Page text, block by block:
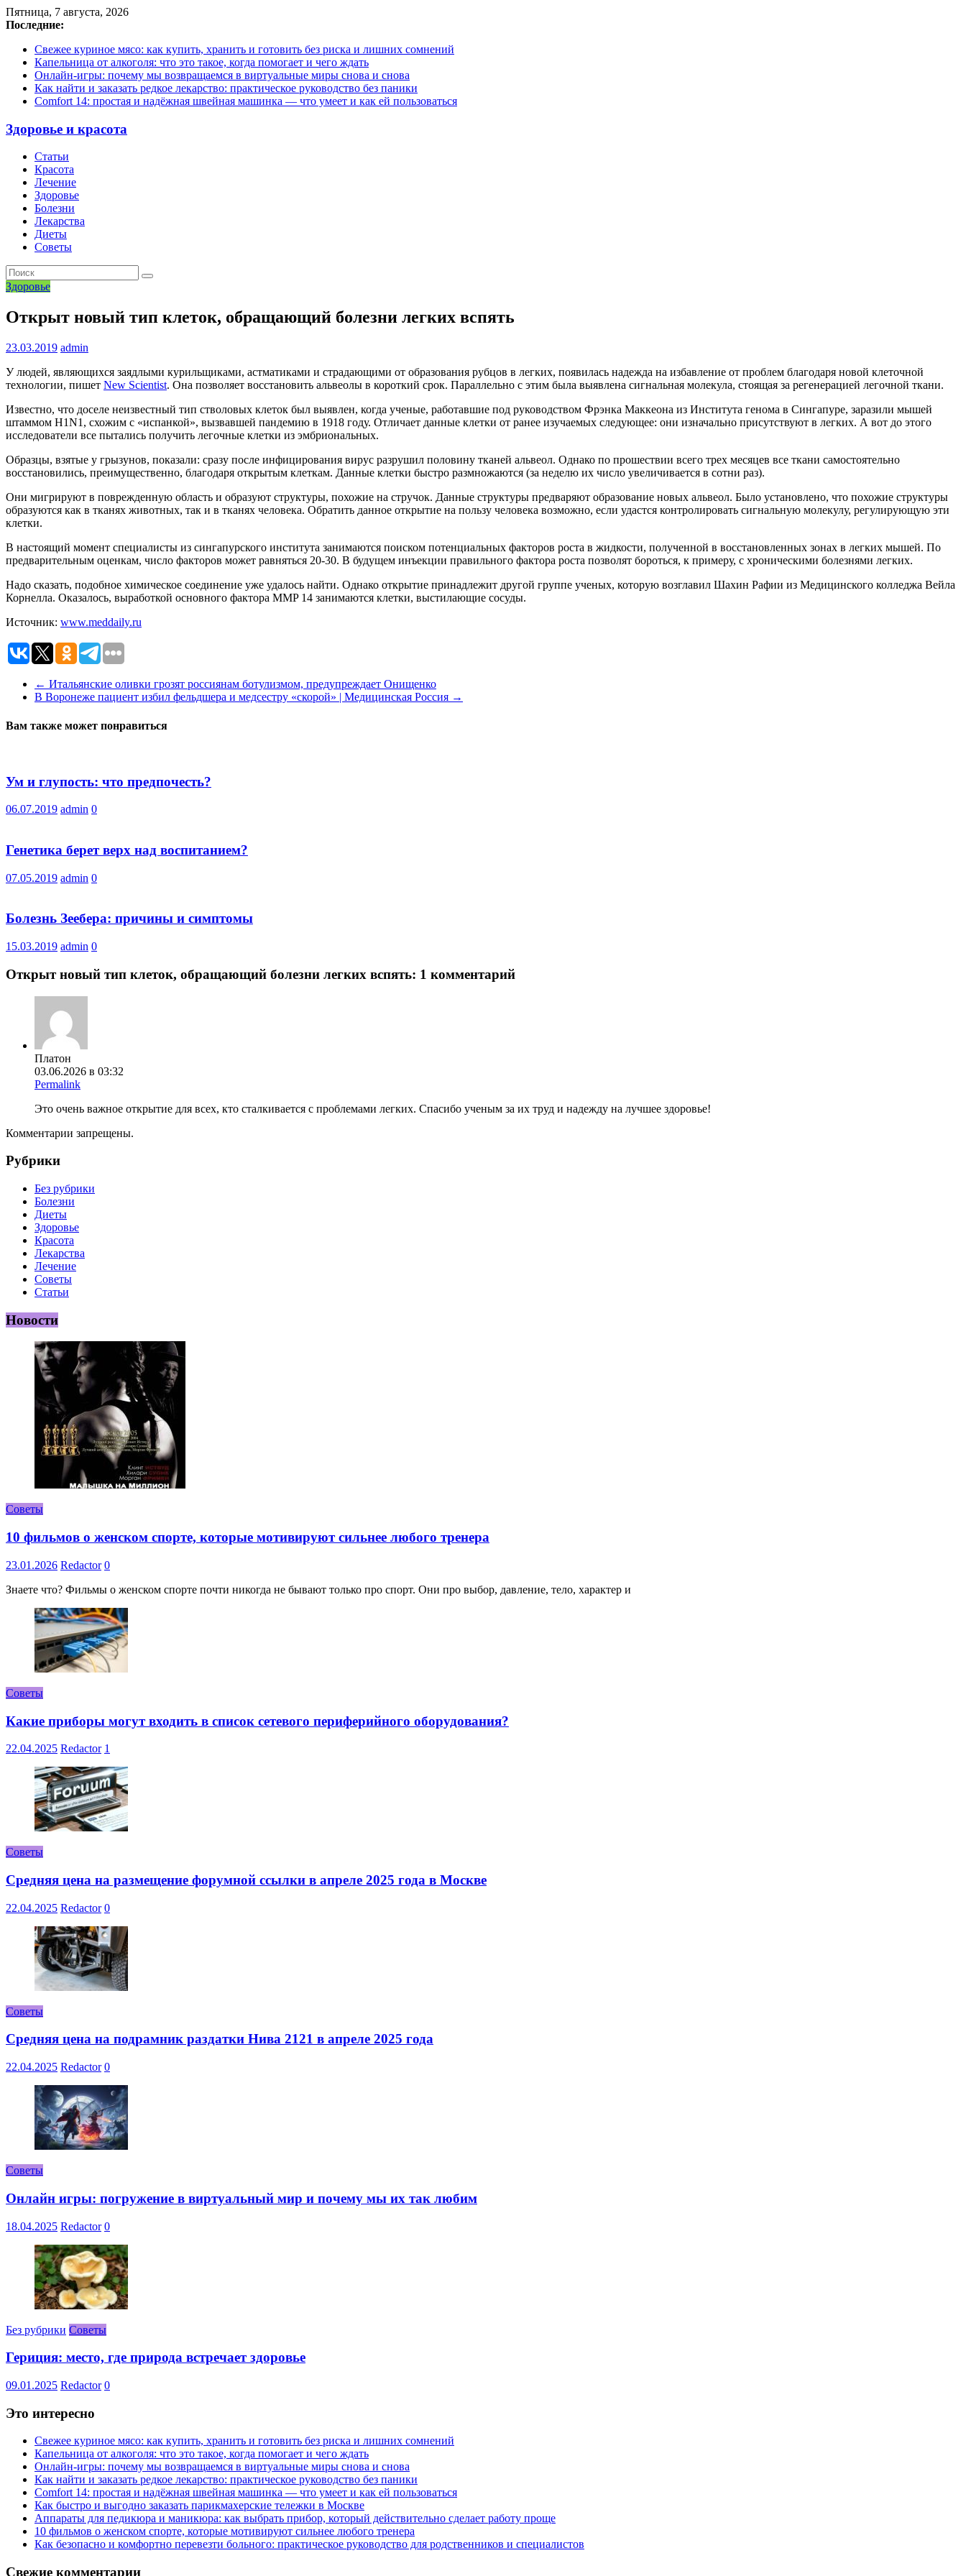
Пятница, 7 августа, 2026
Последние:
Свежее куриное мясо: как купить, хранить и готовить без риска и лишних сомнений
Капельница от алкоголя: что это такое, когда помогает и чего ждать
Онлайн-игры: почему мы возвращаемся в виртуальные миры снова и снова
Как найти и заказать редкое лекарство: практическое руководство без паники
Comfort 14: простая и надёжная швейная машинка — что умеет и как ей пользоваться
Здоровье и красота
Статьи
Красота
Лечение
Здоровье
Болезни
Лекарства
Диеты
Советы
Здоровье
Открыт новый тип клеток, обращающий болезни легких вспять
23.03.2019 admin
У людей, являющихся заядлыми курильщиками, астматиками и страдающими от образования рубцов в легких, появилась надежда на избавление от проблем благодаря новой клеточной
технологии, пишет New Scientist. Она позволяет восстановить альвеолы в короткий срок. Параллельно с этим была выявлена сигнальная молекула, стоящая за регенерацией легочной ткани.
Известно, что доселе неизвестный тип стволовых клеток был выявлен, когда ученые, работавшие под руководством Фрэнка Маккеона из Института генома в Сингапуре, заразили мышей
штаммом H1N1, схожим с «испанкой», вызвавшей пандемию в 1918 году. Отличает данные клетки от ранее изучаемых следующее: они изначально присутствуют в легких. А вот до этого
исследователи все пытались получить легочные клетки из эмбриональных.
Образцы, взятые у грызунов, показали: сразу после инфицирования вирус разрушил половину тканей альвеол. Однако по прошествии всего трех месяцев все ткани самостоятельно
восстановились, преимущественно, благодаря открытым клеткам. Данные клетки быстро размножаются (за неделю их число увеличивается в сотни раз).
Они мигрируют в поврежденную область и образуют структуры, похожие на стручок. Данные структуры предваряют образование новых альвеол. Было установлено, что похожие структуры
образуются как в тканях животных, так и в тканях человека. Обратить данное открытие на пользу человека возможно, если удастся контролировать сигнальную молекулу, регулирующую эти
клетки.
В настоящий момент специалисты из сингапурского института занимаются поиском потенциальных факторов роста в жидкости, полученной в восстановленных зонах в легких мышей. По
предварительным оценкам, число факторов может равняться 20-30. В будущем инъекции правильного фактора роста позволят бороться, к примеру, с хроническими болезнями легких.
Надо сказать, подобное химическое соединение уже удалось найти. Однако открытие принадлежит другой группе ученых, которую возглавил Шахин Рафии из Медицинского колледжа Вейла
Корнелла. Оказалось, выработкой основного фактора MMP 14 занимаются клетки, выстилающие сосуды.
Источник: www.meddaily.ru
← Итальянские оливки грозят россиянам ботулизмом, предупреждает Онищенко
В Воронеже пациент избил фельдшера и медсестру «скорой» | Медицинская Россия →
Вам также может понравиться
Ум и глупость: что предпочесть?
06.07.2019 admin 0
Генетика берет верх над воспитанием?
07.05.2019 admin 0
Болезнь Зеебера: причины и симптомы
15.03.2019 admin 0
Открыт новый тип клеток, обращающий болезни легких вспять: 1 комментарий
Платон
03.06.2026 в 03:32
Permalink
Это очень важное открытие для всех, кто сталкивается с проблемами легких. Спасибо ученым за их труд и надежду на лучшее здоровье!
Комментарии запрещены.
Рубрики
Без рубрики
Болезни
Диеты
Здоровье
Красота
Лекарства
Лечение
Советы
Статьи
Новости
Советы
10 фильмов о женском спорте, которые мотивируют сильнее любого тренера
23.01.2026 Redactor 0
Знаете что? Фильмы о женском спорте почти никогда не бывают только про спорт. Они про выбор, давление, тело, характер и
Советы
Какие приборы могут входить в список сетевого периферийного оборудования?
22.04.2025 Redactor 1
Советы
Средняя цена на размещение форумной ссылки в апреле 2025 года в Москве
22.04.2025 Redactor 0
Советы
Средняя цена на подрамник раздатки Нива 2121 в апреле 2025 года
22.04.2025 Redactor 0
Советы
Онлайн игры: погружение в виртуальный мир и почему мы их так любим
18.04.2025 Redactor 0
Без рубрики Советы
Гериция: место, где природа встречает здоровье
09.01.2025 Redactor 0
Это интересно
Свежее куриное мясо: как купить, хранить и готовить без риска и лишних сомнений
Капельница от алкоголя: что это такое, когда помогает и чего ждать
Онлайн-игры: почему мы возвращаемся в виртуальные миры снова и снова
Как найти и заказать редкое лекарство: практическое руководство без паники
Comfort 14: простая и надёжная швейная машинка — что умеет и как ей пользоваться
Как быстро и выгодно заказать парикмахерские тележки в Москве
Аппараты для педикюра и маникюра: как выбрать прибор, который действительно сделает работу проще
10 фильмов о женском спорте, которые мотивируют сильнее любого тренера
Как безопасно и комфортно перевезти больного: практическое руководство для родственников и специалистов
Свежие комментарии